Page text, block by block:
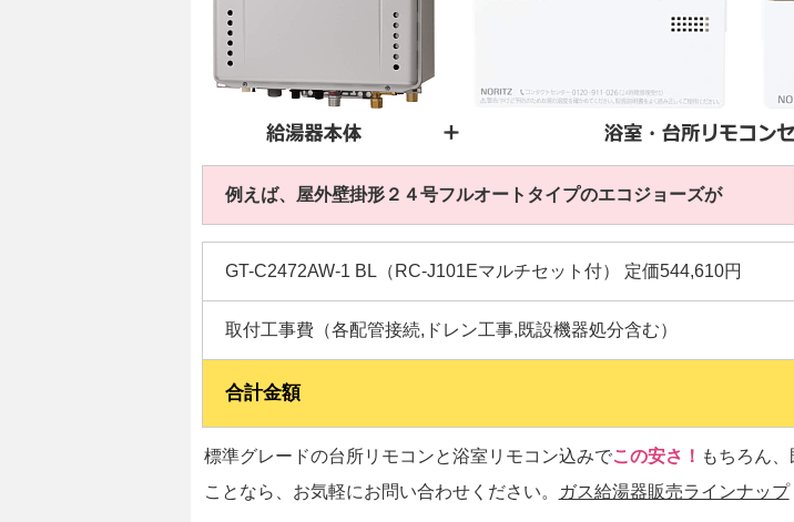
例えば、屋外壁掛形２４号フルオートタイプのエコジョーズが
GT-C2472AW-1 BL（RC-J101Eマルチセット付） 定価544,610円
取付工事費（各配管接続,ドレン工事,既設機器処分含む）
合計金額
標準グレードの台所リモコンと浴室リモコン込みでこの安さ！ もちろん
ことなら、お気軽にお問い合わせください。
ガス給湯器販売ラインナップ